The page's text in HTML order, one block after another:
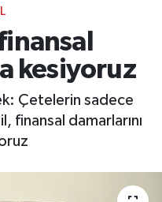
kesiyoruz
Çetelerin sadece
damarlarını